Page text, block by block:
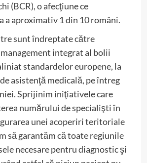
(BCR), o afecţiune ce
a aproximativ 1 din 10 români.
sunt îndreptate către
integrat al bolii
standardelor europene, la
asistenţă medicală, pe întreg
Sprijinim iniţiativele care
numărului de specialişti în
unei acoperiri teritoriale
să garantăm că toate regiunile
necesare pentru diagnostic şi